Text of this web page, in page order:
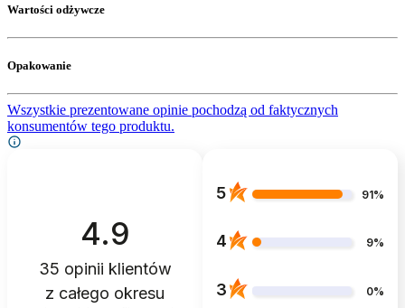
Wartości odżywcze
Opakowanie
Wszystkie prezentowane opinie pochodzą od faktycznych
konsumentów tego produktu.
4.9
35 opinii klientów
z całego okresu
5 91%
4 9%
3 0%